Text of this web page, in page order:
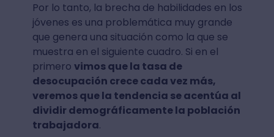
Por lo tanto, la brecha de habilidades en los
jóvenes es una problemática muy grande
que genera una situación como la que se
muestra en el siguiente cuadro. Si en el
primero vimos que la tasa de
desocupación crece cada vez más,
veremos que la tendencia se acentúa al
dividir demográficamente la población
trabajadora.